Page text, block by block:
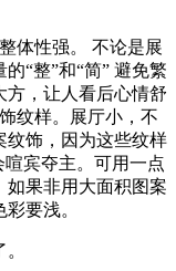
体性强。 不论是展
“整”和“简” 避免繁
方，让人看后心情舒
纹样。展厅小，不
纹饰，因为这些纹样
宾夺主。可用一点
如果非用大面积图案
要浅。